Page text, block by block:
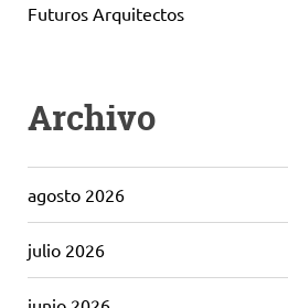
Futuros Arquitectos
Archivo
agosto 2026
julio 2026